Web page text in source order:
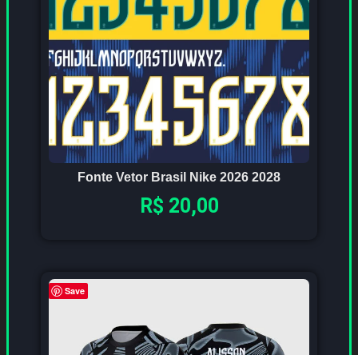
Fonte Vetor Brasil Nike 2026 2028
R$ 20,00
Save